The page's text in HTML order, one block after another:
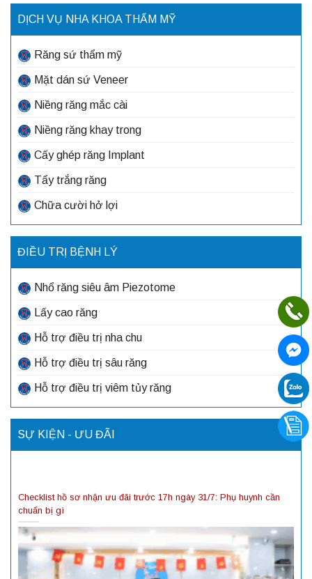
DỊCH VỤ NHA KHOA THẨM MỸ
Răng sứ thẩm mỹ
Mặt dán sứ Veneer
Niềng răng mắc cài
Niềng răng khay trong
Cấy ghép răng Implant
Tẩy trắng răng
Chữa cười hở lợi
ĐIỀU TRỊ BỆNH LÝ
Nhổ răng siêu âm Piezotome
Lấy cao răng
Hỗ trợ điều trị nha chu
Hỗ trợ điều trị sâu răng
Hỗ trợ điều trị viêm tủy răng
SỰ KIỆN - ƯU ĐÃI
Checklist hồ sơ nhận ưu đãi trước 17h ngày 31/7: Phụ huynh cần
chuẩn bị gì